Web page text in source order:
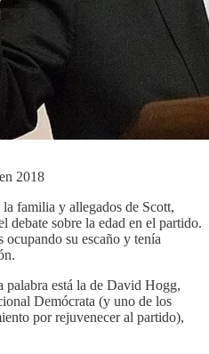
2018
familia y allegados de Scott,
debate sobre la edad en el partido.
ocupando su escaño y tenía
palabra está la de David Hogg,
Demócrata (y uno de los
por rejuvenecer al partido),